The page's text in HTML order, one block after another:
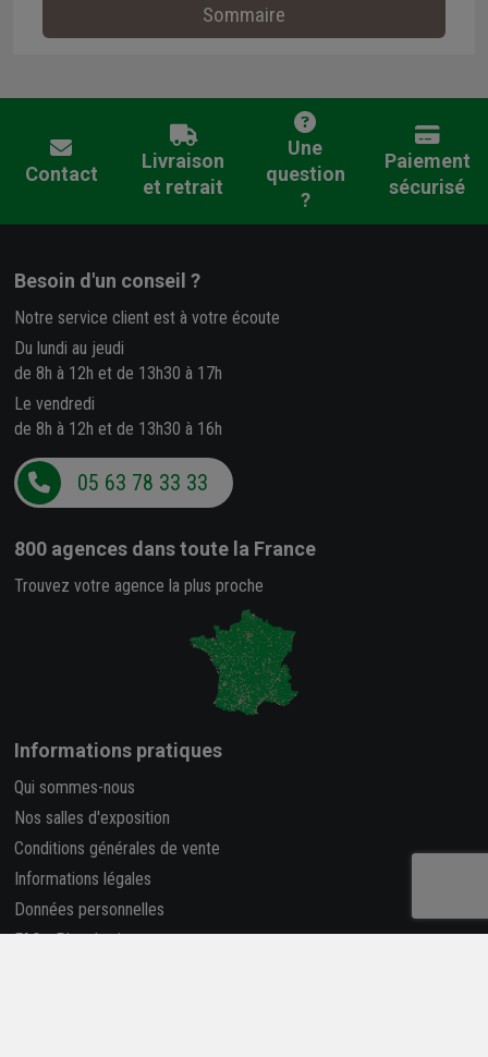
Sommaire
Contact
Livraison
et retrait
Une
question
?
Paiement
sécurisé
Besoin d'un conseil ?
Notre service client est à votre écoute
Du lundi au jeudi
de 8h à 12h et de 13h30 à 17h
Le vendredi
de 8h à 12h et de 13h30 à 16h
05 63 78 33 33
800 agences dans toute la France
Trouvez votre agence la plus proche
Informations pratiques
Qui sommes-nous
Nos salles d'exposition
Conditions générales de vente
Informations légales
Données personnelles
FAQ-Plan du site